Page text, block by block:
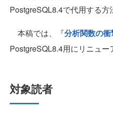
PostgreSQL8.4で代用する方
本稿では、『分析関数の衝
PostgreSQL8.4用にリニュー
対象読者